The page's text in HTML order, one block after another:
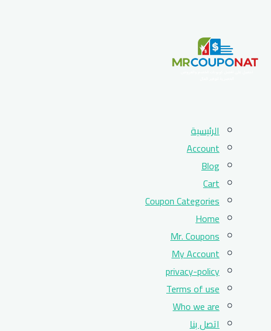
الرئيسية
Account
Blog
Cart
Coupon Categories
Home
Mr. Coupons
My Account
privacy-policy
Terms of use
Who we are
اتصل بنا